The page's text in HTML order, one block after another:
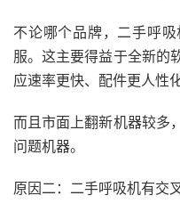
不论哪个品牌，二手呼
服。这主要得益于全新的
应速率更快、配件更人性
而且市面上翻新机器较多
问题机器。
原因二：二手呼吸机有交